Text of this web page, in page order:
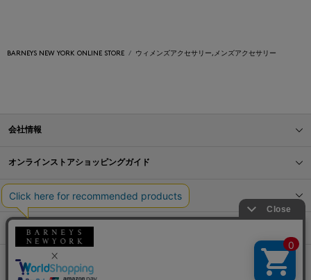
BARNEYS NEW YORK ONLINE STORE ウィメンズアクセサリー,メンズアクセサリー
会社情報
オンラインストアショッピングガイド
店舗情報
サービス